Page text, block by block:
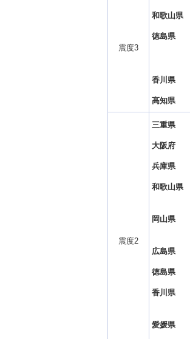
震度3
和歌山県
徳島県
香川県
高知県
震度2
三重県
大阪府
兵庫県
和歌山県
岡山県
広島県
徳島県
香川県
愛媛県